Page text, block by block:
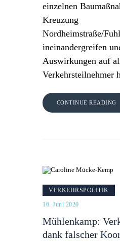
einzelnen
Kreuzung
Nordheimstraße/
ineinandergreifen
Auswirkungen auf
Verkehrsteilnehmer
CONTINUE READING
VERKEHRSPOLITIK
16. Juni 2020
Mühlenkamp:
dank falscher